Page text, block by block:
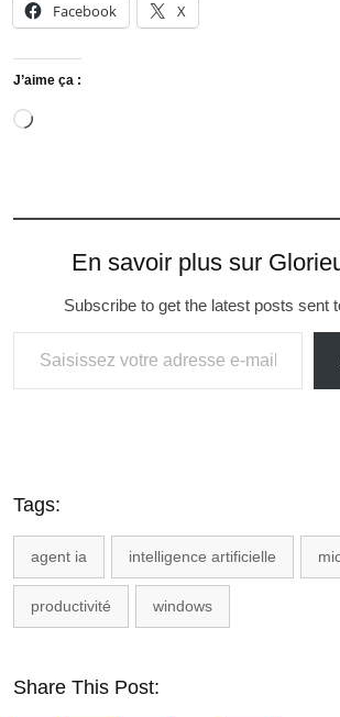
Facebook X
J’aime ça :
En savoir plus sur
Subscribe to get the latest posts sent
Tags:
agent ia intelligence artificielle
productivité windows
Share This Post: